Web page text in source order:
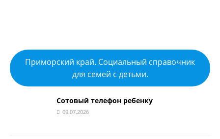
Приморский край. Социальный справочник
для семей с детьми.
Сотовый телефон ребенку
09.07.2026